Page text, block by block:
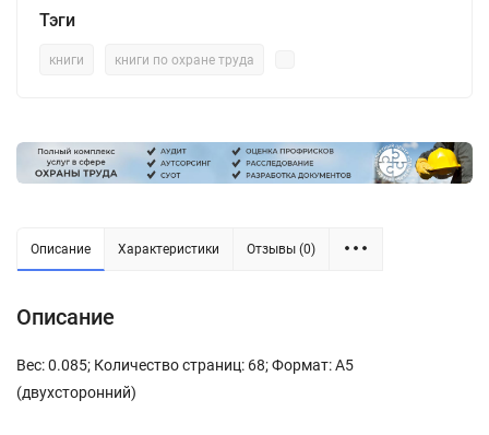
Тэги
книги книги по охране труда
Описание Характеристики Отзывы (0)
Описание
Вес: 0.085; Количество страниц: 68; Формат: А5
(двухсторонний)